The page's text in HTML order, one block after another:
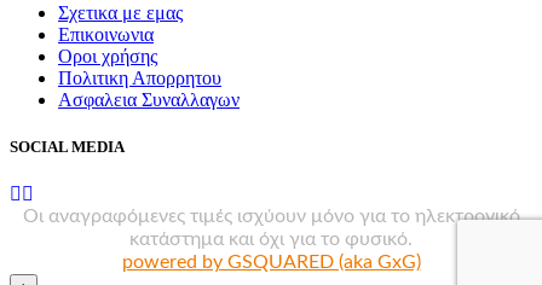
Σχετικα με εμας
Επικοινωνια
Οροι χρήσης
Πολιτικη Απορρητου
Ασφαλεια Συναλλαγων
SOCIAL MEDIA
Οι αναγραφόμενες τιμές ισχύουν μόνο για το ηλεκτρονικό
κατάστημα και όχι για το φυσικό.
powered by GSQUARED (aka GxG)